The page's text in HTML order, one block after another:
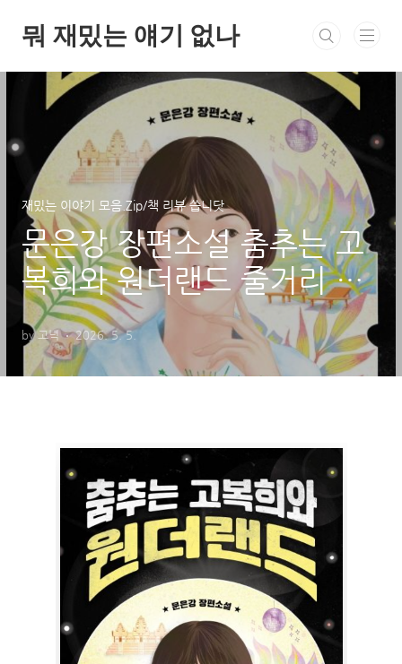
뭐 재밌는 얘기 없나
재밌는 이야기 모음.Zip/책 리뷰 씁니닷
문은강 장편소설 춤추는 고
복희와 원더랜드 줄거리 및
후기 | 캄보디아 프놈펜에서
시작된 변화의 이야기
by 고녁 2026. 5. 5.